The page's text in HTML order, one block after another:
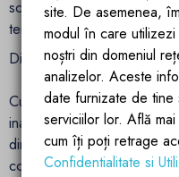
scurgerile si asigurand un
temperaturii apei.
Dimensiuni perfecte
Cu o inaltime de 42 cm,
inalta pentru a fi utilizata
dimensiuni variate,
compromisuri la design.
site. De asemenea,
modul în care
noștri din domeniul
analizelor. Aceste
date furnizate de tine
serviciilor lor. Află
cum îți poți retrage
Confidentialitate si